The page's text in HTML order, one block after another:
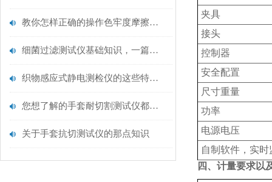
教你怎样正确的操作色牢度摩擦测试机
细菌过滤测试仪基础知识，一篇搞定
织物感应式静电测检仪的这些特点很少有人都知道
您想了解的手套耐切割测试仪都在这里了
关于手套抗切测试仪的那点知识
夹具
接头
控制器
安全配置
尺寸重量
功率
电源电压
自制软件，实
四、计量要求以